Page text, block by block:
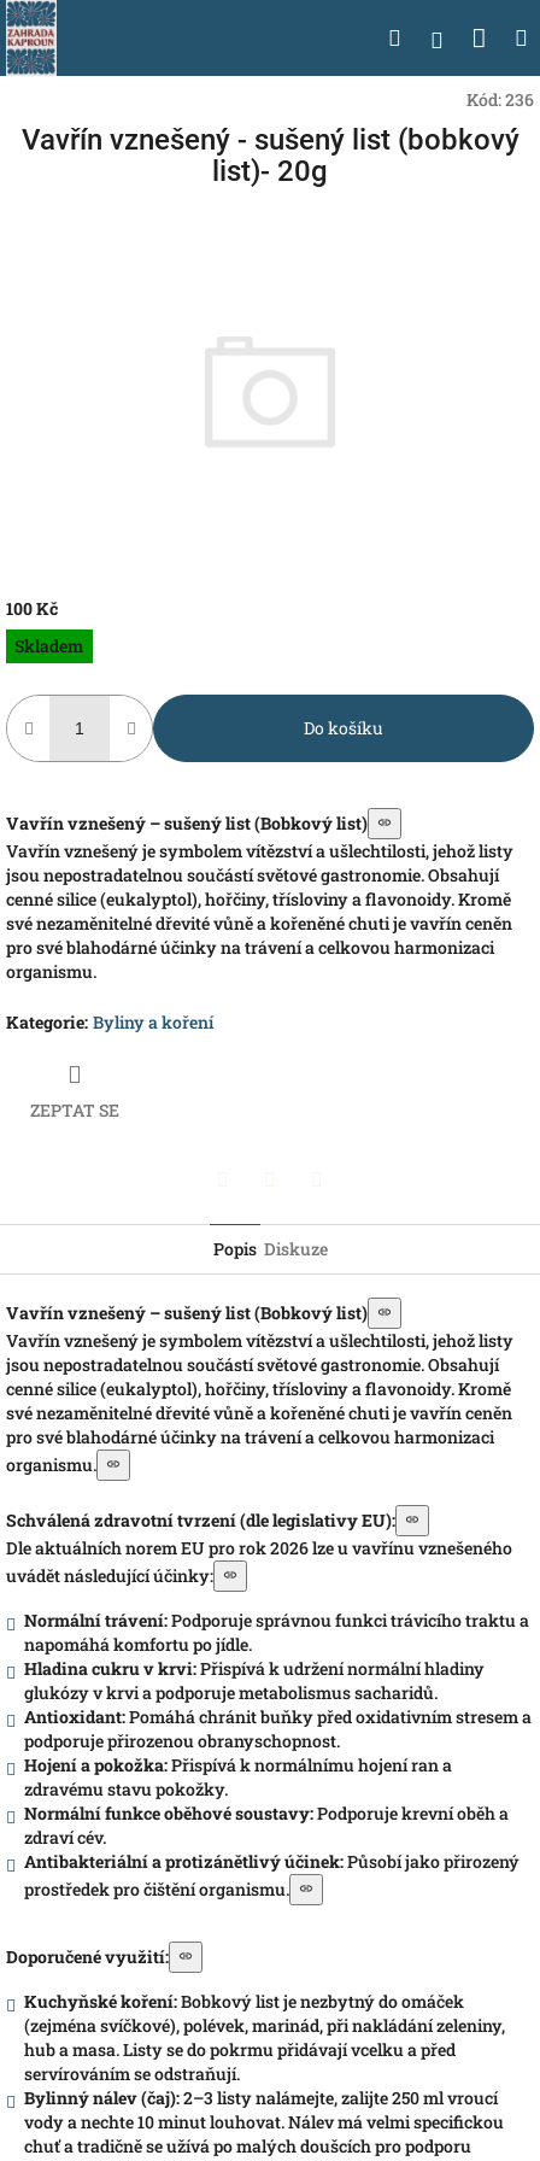
Přejít
na
obsah
Hledat
Kód:236
Vavřín vznešený - sušený list (bobkový
list)- 20g
100 Kč
Měrná
cena:
Skladem
Do košíku
Vavřín vznešený – sušený list (Bobkový list)
Vavřín vznešený je symbolem vítězství a ušlechtilosti, jehož listy
jsou nepostradatelnou součástí světové gastronomie. Obsahují
cenné silice (eukalyptol), hořčiny, třísloviny a flavonoidy. Kromě
své nezaměnitelné dřevité vůně a kořeněné chuti je vavřín ceněn
pro své blahodárné účinky na trávení a celkovou harmonizaci
organismu.
Kategorie: Byliny a koření
ZEPTAT SE
Popis Diskuze
Vavřín vznešený – sušený list (Bobkový list)
Vavřín vznešený je symbolem vítězství a ušlechtilosti, jehož listy
jsou nepostradatelnou součástí světové gastronomie. Obsahují
cenné silice (eukalyptol), hořčiny, třísloviny a flavonoidy. Kromě
své nezaměnitelné dřevité vůně a kořeněné chuti je vavřín ceněn
pro své blahodárné účinky na trávení a celkovou harmonizaci
organismu.
Schválená zdravotní tvrzení (dle legislativy EU):
Dle aktuálních norem EU pro rok 2026 lze u vavřínu vznešeného
uvádět následující účinky:
Normální trávení:Podporuje správnou funkci trávicího traktu a
napomáhá komfortu po jídle.
Hladina cukru v krvi:Přispívá k udržení normální hladiny
glukózy v krvi a podporuje metabolismus sacharidů.
Antioxidant:Pomáhá chránit buňky před oxidativním stresem a
podporuje přirozenou obranyschopnost.
Hojení a pokožka:Přispívá k normálnímu hojení ran a
zdravému stavu pokožky.
Normální funkce oběhové soustavy:Podporuje krevní oběh a
zdraví cév.
Antibakteriální a protizánětlivý účinek:Působí jako přirozený
prostředek pro čištění organismu.
Doporučené využití:
Kuchyňské koření:Bobkový list je nezbytný do omáček
(zejména svíčkové), polévek, marinád, při nakládání zeleniny,
hub a masa. Listy se do pokrmu přidávají vcelku a před
servírováním se odstraňují.
Bylinný nálev (čaj):2–3 listy nalámejte, zalijte 250 ml vroucí
vody a nechte 10 minut louhovat. Nálev má velmi specifickou
chuť a tradičně se užívá po malých doušcích pro podporu